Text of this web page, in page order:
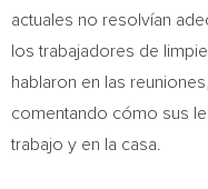
actuales no resolvían
los trabajadores de
hablaron en las
comentando cómo sus
trabajo y en la casa.